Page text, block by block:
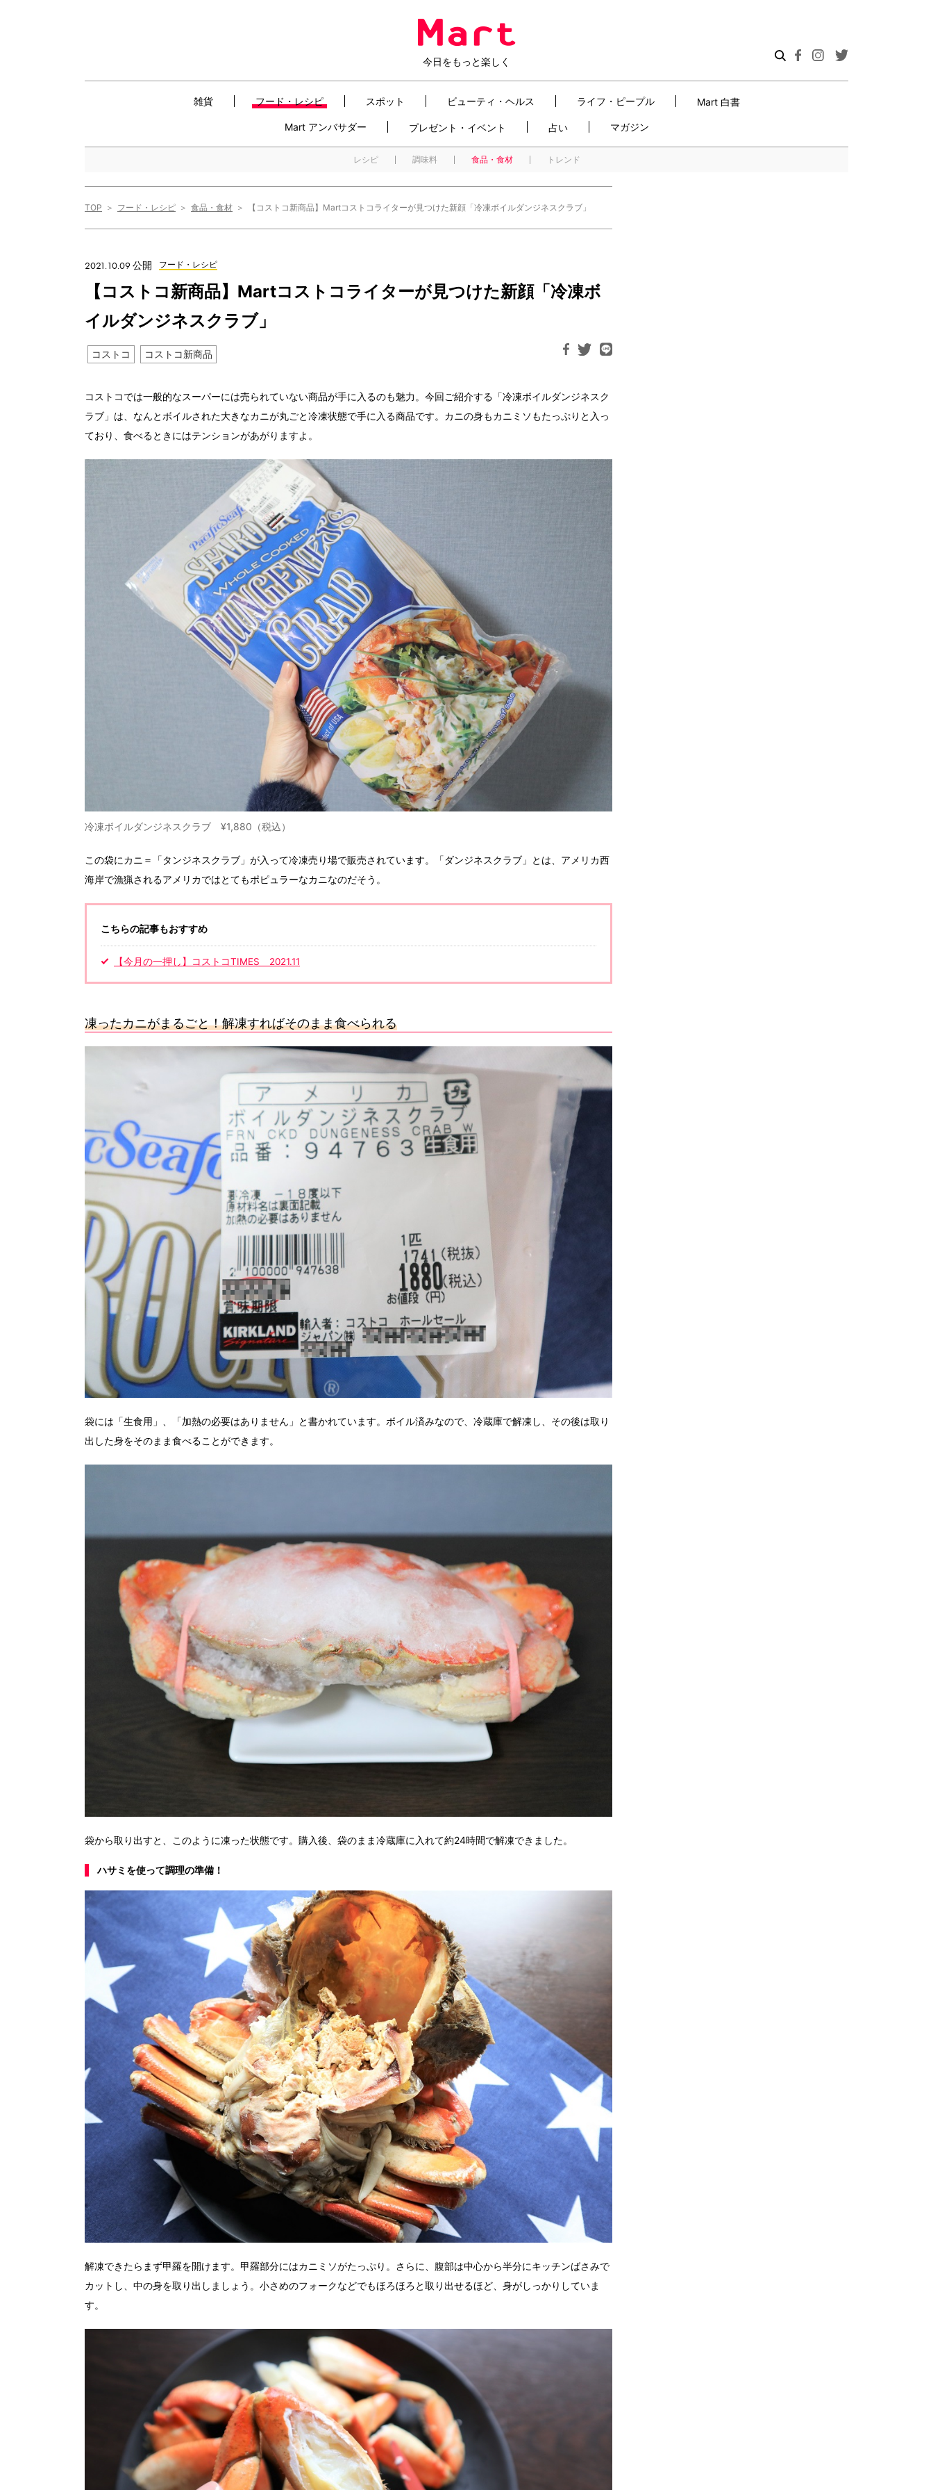
今日をもっと楽しく
雑貨 フード・レシピ スポット ビューティ・ヘルス ライフ・ピープル Mart 白書
Mart アンバサダー プレゼント・イベント 占い マガジン
レシピ 調味料 食品・食材 トレンド
TOP フード・レシピ 食品・食材 【コストコ新商品】Martコストコライターが見つけた新顔「冷凍ボイルダンジネスクラブ」
2021.10.09 公開 フード・レシピ
【コストコ新商品】Martコストコライターが見つけた新顔「冷凍ボ
イルダンジネスクラブ」
コストコ コストコ新商品
コストコでは一般的なスーパーには売られていない商品が手に入るのも魅力。今回ご紹介する「冷凍ボイルダンジネスク
ラブ」は、なんとボイルされた大きなカニが丸ごと冷凍状態で手に入る商品です。カニの身もカニミソもたっぷりと入っ
ており、食べるときにはテンションがあがりますよ。
冷凍ボイルダンジネスクラブ ¥1,880（税込）
この袋にカニ＝「タンジネスクラブ」が入って冷凍売り場で販売されています。「ダンジネスクラブ」とは、アメリカ西
海岸で漁猟されるアメリカではとてもポピュラーなカニなのだそう。
こちらの記事もおすすめ
【今月の一押し】コストコTIMES 2021.11
凍ったカニがまるごと！解凍すればそのまま食べられる
袋には「生食用」、「加熱の必要はありません」と書かれています。ボイル済みなので、冷蔵庫で解凍し、その後は取り
出した身をそのまま食べることができます。
袋から取り出すと、このように凍った状態です。購入後、袋のまま冷蔵庫に入れて約24時間で解凍できました。
ハサミを使って調理の準備！
解凍できたらまず甲羅を開けます。甲羅部分にはカニミソがたっぷり。さらに、腹部は中心から半分にキッチンばさみで
カットし、中の身を取り出しましょう。小さめのフォークなどでもほろほろと取り出せるほど、身がしっかりしていま
す。